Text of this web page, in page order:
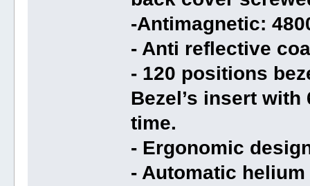
-Antimagnetic:
- Anti reflective
- 120 positions
Bezel’s insert
time.
- Ergonomic
- Automatic